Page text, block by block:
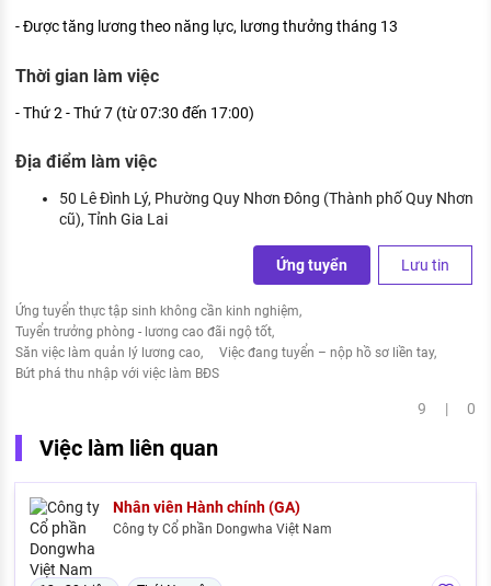
- Được tăng lương theo năng lực, lương thưởng tháng 13
Thời gian làm việc
- Thứ 2 - Thứ 7 (từ 07:30 đến 17:00)
Địa điểm làm việc
50 Lê Đình Lý, Phường Quy Nhơn Đông (Thành phố Quy Nhơn
cũ), Tỉnh Gia Lai
Ứng tuyển Lưu tin
Ứng tuyển thực tập sinh không cần kinh nghiệm
Tuyển trưởng phòng - lương cao đãi ngộ tốt
Săn việc làm quản lý lương cao
Việc đang tuyển – nộp hồ sơ liền tay
Bứt phá thu nhập với việc làm BĐS
9 | 0
Việc làm liên quan
Nhân viên Hành chính (GA)
Công ty Cổ phần Dongwha Việt Nam